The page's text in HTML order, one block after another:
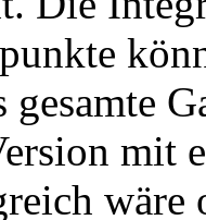
gesamte
mit
wäre